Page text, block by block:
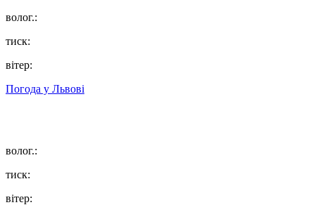
волог.:
тиск:
вітер:
Погода у Львові
волог.:
тиск:
вітер: